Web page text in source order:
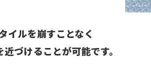
イルを崩すことなく
づけることが可能です。